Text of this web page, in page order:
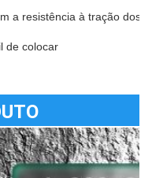
a resistência à tração dos
de colocar